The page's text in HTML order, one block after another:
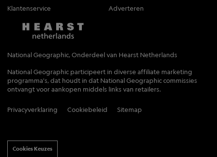
Klantenservice
Adverteren
National Geographic, Onderdeel van Hearst Netherlands
National Geographic participeert in diverse affiliate marketing
programma's, dat houdt in dat National Geographic commissies
ontvangt voor aankopen middels links van retailers.
Privacyverklaring Cookiebeleid Sitemap
Cookies Keuzes